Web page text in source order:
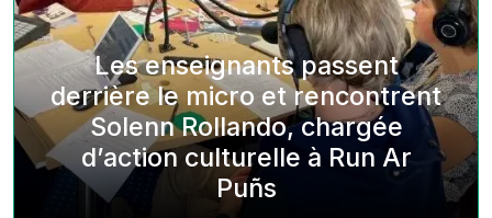
Les enseignants passent
derrière le micro et rencontrent
Solenn Rollando, chargée
d’action culturelle à Run Ar
Puñs